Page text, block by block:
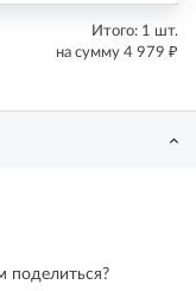
Итого: 1 шт.
на сумму 4 979 ₽
поделиться?